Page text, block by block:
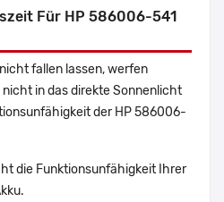
Für HP 586006-541
fallen lassen, werfen
in das direkte Sonnenlicht
der HP 586006-
die Funktionsunfähigkeit Ihrer